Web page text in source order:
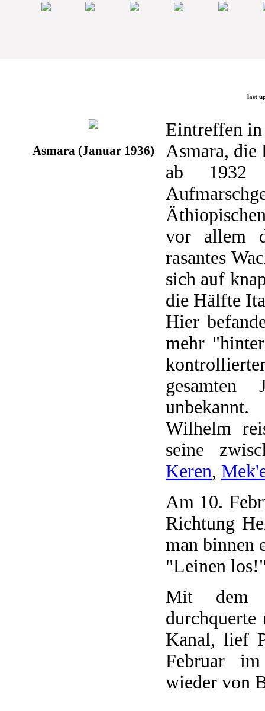
last
Asmara (Januar 1936)
Eintreffen in
Asmara, die
ab 1932
vor allem
rasantes
sich auf
die Hälfte
Hier
mehr
gesamten
unbekannt.
Wilhelm
seine
Keren,
Am 10.
Richtung
man binnen
"Leinen
Mit dem
durchquerte
Kanal, lief
Februar
wieder von